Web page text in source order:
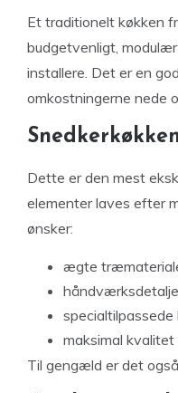
Et traditionelt køkken
budgetvenligt,
installere. Det er en
omkostningerne nede
Dette er den mest
elementer laves efter
ønsker:
ægte
specialtilpassede
maksimal
Til gengæld er det